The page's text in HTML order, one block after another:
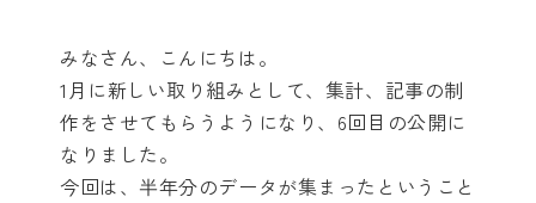
みなさん、こんにちは。
1月に新しい取り組みとして、集計、記事の制
作をさせてもらうようになり、6回目の公開に
なりました。
今回は、半年分のデータが集まったということ